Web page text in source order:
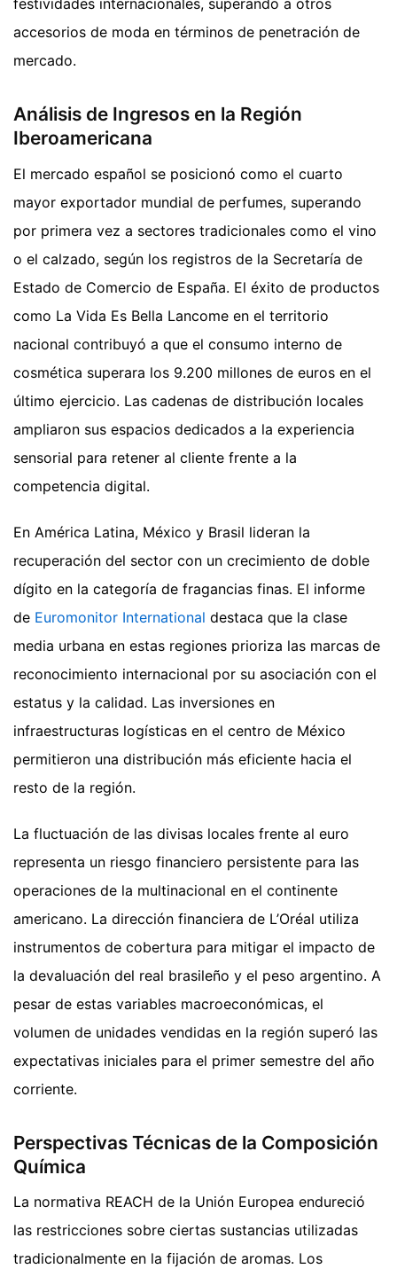
festividades internacionales, superando a otros
accesorios de moda en términos de penetración de
mercado.
Análisis de Ingresos en la Región
Iberoamericana
El mercado español se posicionó como el cuarto
mayor exportador mundial de perfumes, superando
por primera vez a sectores tradicionales como el vino
o el calzado, según los registros de la Secretaría de
Estado de Comercio de España. El éxito de productos
como La Vida Es Bella Lancome en el territorio
nacional contribuyó a que el consumo interno de
cosmética superara los 9.200 millones de euros en el
último ejercicio. Las cadenas de distribución locales
ampliaron sus espacios dedicados a la experiencia
sensorial para retener al cliente frente a la
competencia digital.
En América Latina, México y Brasil lideran la
recuperación del sector con un crecimiento de doble
dígito en la categoría de fragancias finas. El informe
de Euromonitor International destaca que la clase
media urbana en estas regiones prioriza las marcas de
reconocimiento internacional por su asociación con el
estatus y la calidad. Las inversiones en
infraestructuras logísticas en el centro de México
permitieron una distribución más eficiente hacia el
resto de la región.
La fluctuación de las divisas locales frente al euro
representa un riesgo financiero persistente para las
operaciones de la multinacional en el continente
americano. La dirección financiera de L’Oréal utiliza
instrumentos de cobertura para mitigar el impacto de
la devaluación del real brasileño y el peso argentino. A
pesar de estas variables macroeconómicas, el
volumen de unidades vendidas en la región superó las
expectativas iniciales para el primer semestre del año
corriente.
Perspectivas Técnicas de la Composición
Química
La normativa REACH de la Unión Europea endureció
las restricciones sobre ciertas sustancias utilizadas
tradicionalmente en la fijación de aromas. Los